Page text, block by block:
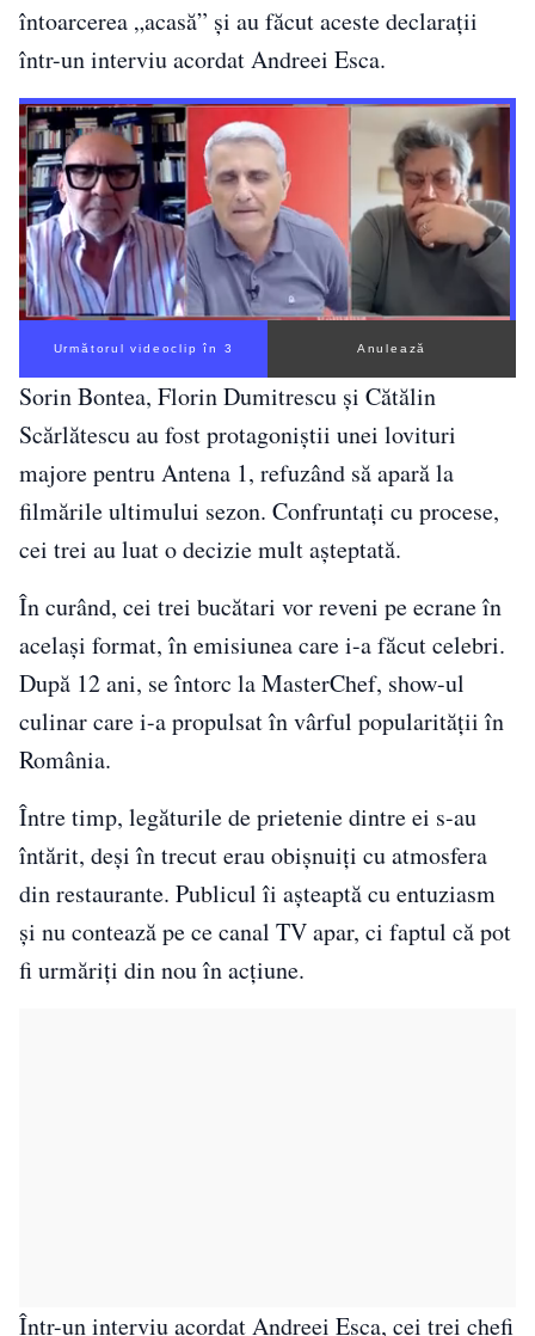
întoarcerea „acasă” și au făcut aceste declarații
într-un interviu acordat Andreei Esca.
Următorul videoclip în 2 Anulează
Sorin Bontea, Florin Dumitrescu și Cătălin
Scărlătescu au fost protagoniștii unei lovituri
majore pentru Antena 1, refuzând să apară la
filmările ultimului sezon. Confruntați cu procese,
cei trei au luat o decizie mult așteptată.
În curând, cei trei bucătari vor reveni pe ecrane în
același format, în emisiunea care i-a făcut celebri.
După 12 ani, se întorc la MasterChef, show-ul
culinar care i-a propulsat în vârful popularității în
România.
Între timp, legăturile de prietenie dintre ei s-au
întărit, deși în trecut erau obișnuiți cu atmosfera
din restaurante. Publicul îi așteaptă cu entuziasm
și nu contează pe ce canal TV apar, ci faptul că pot
fi urmăriți din nou în acțiune.
Într-un interviu acordat Andreei Esca, cei trei chefi